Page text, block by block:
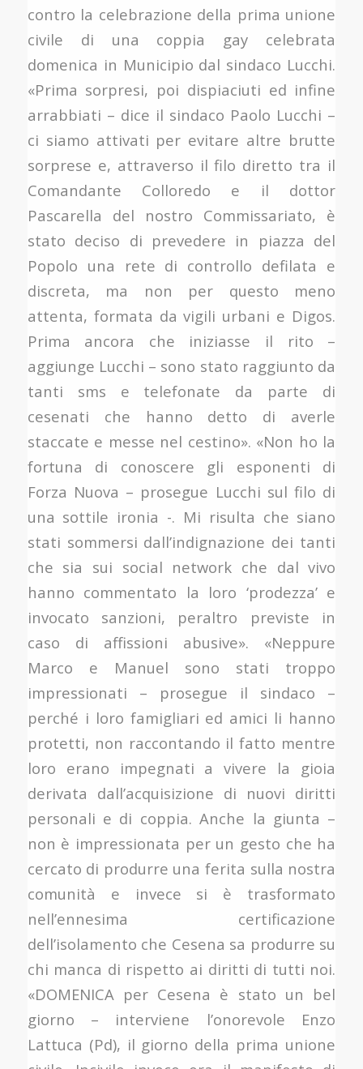
contro la celebrazione della prima unione
civile di una coppia gay celebrata
domenica in Municipio dal sindaco Lucchi.
«Prima sorpresi, poi dispiaciuti ed infine
arrabbiati – dice il sindaco Paolo Lucchi –
ci siamo attivati per evitare altre brutte
sorprese e, attraverso il filo diretto tra il
Comandante Colloredo e il dottor
Pascarella del nostro Commissariato, è
stato deciso di prevedere in piazza del
Popolo una rete di controllo defilata e
discreta, ma non per questo meno
attenta, formata da vigili urbani e Digos.
Prima ancora che iniziasse il rito –
aggiunge Lucchi – sono stato raggiunto da
tanti sms e telefonate da parte di
cesenati che hanno detto di averle
staccate e messe nel cestino». «Non ho la
fortuna di conoscere gli esponenti di
Forza Nuova – prosegue Lucchi sul filo di
una sottile ironia -. Mi risulta che siano
stati sommersi dall’indignazione dei tanti
che sia sui social network che dal vivo
hanno commentato la loro ‘prodezza’ e
invocato sanzioni, peraltro previste in
caso di affissioni abusive». «Neppure
Marco e Manuel sono stati troppo
impressionati – prosegue il sindaco –
perché i loro famigliari ed amici li hanno
protetti, non raccontando il fatto mentre
loro erano impegnati a vivere la gioia
derivata dall’acquisizione di nuovi diritti
personali e di coppia. Anche la giunta –
non è impressionata per un gesto che ha
cercato di produrre una ferita sulla nostra
comunità e invece si è trasformato
nell’ennesima certificazione
dell’isolamento che Cesena sa produrre su
chi manca di rispetto ai diritti di tutti noi.
«DOMENICA per Cesena è stato un bel
giorno – interviene l’onorevole Enzo
Lattuca (Pd), il giorno della prima unione